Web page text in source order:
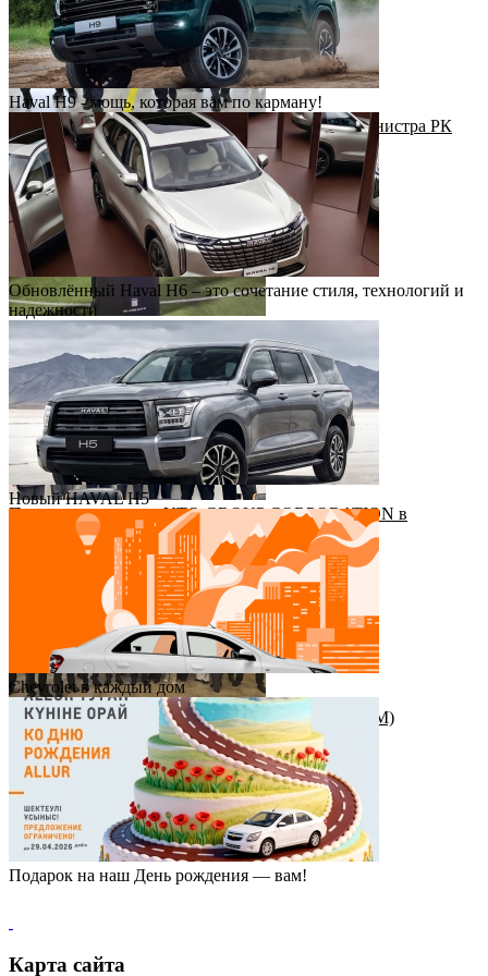
Рабочий визит Первого заместителя Премьер-министра РК
Н.Налибаева на завод КАИК
Футбольный драйв с Haval Virazh!
Приезд руководства YTO GROUP CORPORATION в
Казахстан
Награда от штаб-квартиры Great Wall Motor (GWM)
Haval H9 - мощь, которая вам по карману!
Обновлённый Haval H6 – это сочетание стиля, технологий и
надежности
Новый HAVAL H5
Chevrolet в каждый дом
Подарок на наш День рождения — вам!
Карта сайта